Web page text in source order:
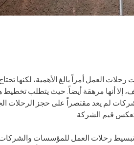
العمل أمراً بالغ الأهمية، لكنها
إلا أنها مرهقة أيضاً. حيث يتطلب تخطيط
لم يعد مقتصراً على حجز الرحلات
قيم الشركة.
تبسيط رحلات العمل للمؤسسات